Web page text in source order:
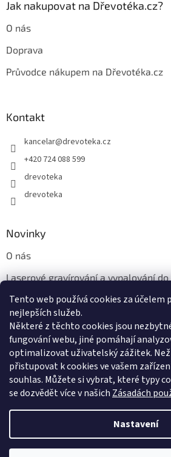
Tento web používá cookies za účelem
nejlepších služeb.
Některé z těchto cookies jsou
fungování webu, jiné pomáhají
optimalizovat uživatelský zážitek.
přistupovat k cookies ve vašem
souhlas. Můžete si vybrat, které typy
se dozvědět více v našich Zásadách
Nastavení
Jak nakupovat na Dřevotéka.cz?
O nás
Doprava
Průvodce nákupem na Dřevotéka.cz
Kontakt
kancelar@drevoteka.cz
+420 724 088 599
drevoteka
drevoteka
Novinky
O nás
Laserové gravírování a vypalování do
Proč jíst z přírodních dřevěných
Volba
Copyright 2026Dřevotéka. Všechna